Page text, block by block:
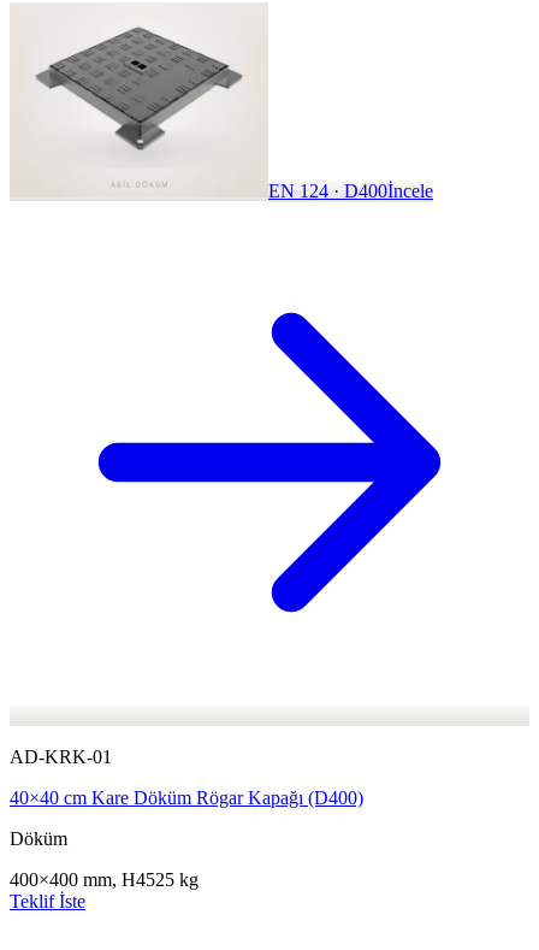
EN 124 · D400İncele
AD-KRK-01
40×40 cm Kare Döküm Rögar Kapağı (D400)
Döküm
400×400 mm, H4525 kg
Teklif İste